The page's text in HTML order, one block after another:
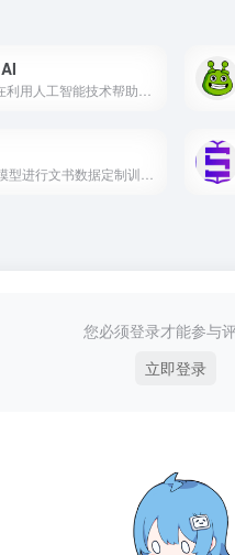
您必须登录才能参与
立即登录